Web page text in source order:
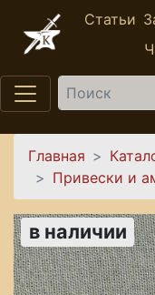
Перейти к Статьи
Найти
Вы здесь
Главная
Привески и
в наличии